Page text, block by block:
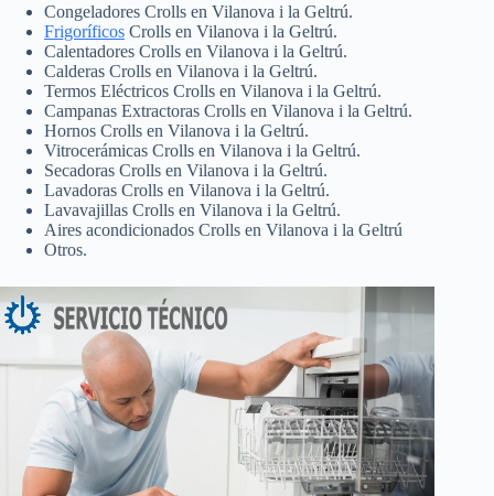
Congeladores Crolls en Vilanova i la Geltrú.
Frigoríficos Crolls en Vilanova i la Geltrú.
Calentadores Crolls en Vilanova i la Geltrú.
Calderas Crolls en Vilanova i la Geltrú.
Termos Eléctricos Crolls en Vilanova i la Geltrú.
Campanas Extractoras Crolls en Vilanova i la Geltrú.
Hornos Crolls en Vilanova i la Geltrú.
Vitrocerámicas Crolls en Vilanova i la Geltrú.
Secadoras Crolls en Vilanova i la Geltrú.
Lavadoras Crolls en Vilanova i la Geltrú.
Lavavajillas Crolls en Vilanova i la Geltrú.
Aires acondicionados Crolls en Vilanova i la Geltrú
Otros.